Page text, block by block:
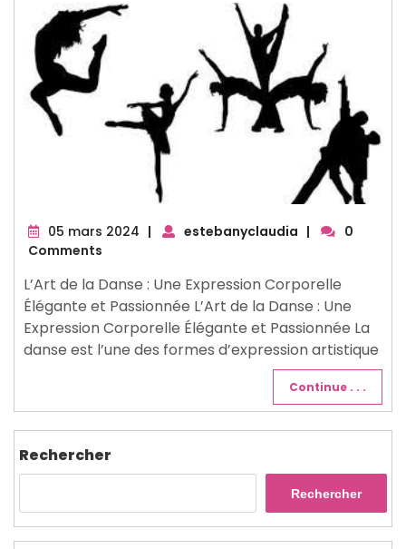
05 mars 2024 05
| estebanyclaudia |
0
Comments
L’Art de la Danse : Une Expression Corporelle
Élégante et Passionnée L’Art de la Danse : Une
Expression Corporelle Élégante et Passionnée La
danse est l’une des formes d’expression artistique
Continue . . .
Rechercher
Rechercher